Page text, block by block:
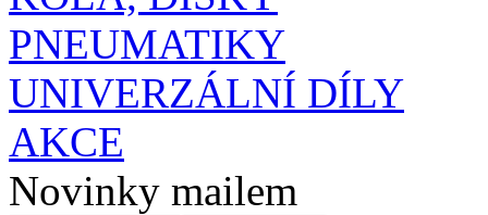
PNEUMATIKY
UNIVERZÁLNÍ DÍLY
AKCE
Novinky mailem